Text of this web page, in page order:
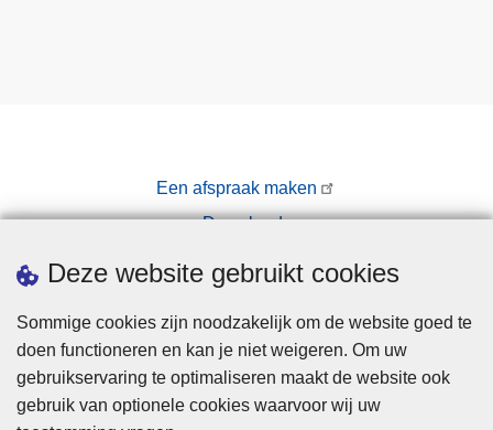
Deze website gebruikt cookies
Sommige cookies zijn noodzakelijk om de website goed te
doen functioneren en kan je niet weigeren. Om uw
gebruikservaring te optimaliseren maakt de website ook
gebruik van optionele cookies waarvoor wij uw
Een afspraak maken
Downloads